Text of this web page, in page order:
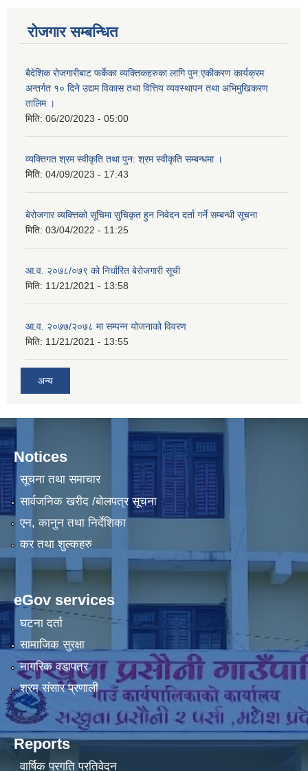
रोजगार सम्बन्धित
बैदेशिक रोजगारीबाट फर्केका व्यक्तिकहरुका लागि पुन:एकीकरण कार्यक्रम
अन्तर्गत १० दिने उद्यम विकास तथा वित्तिय व्यवस्थापन तथा अभिमुखिकरण
तालिम ।
मिति: 06/20/2023 - 05:00
व्यक्तिगत श्रम स्वीकृति तथा पुन: श्रम स्वीकृति सम्बन्धमा ।
मिति: 04/09/2023 - 17:43
बेरोजगार व्यक्त्तिको सूचिमा सुचिकृत हुन निवेदन दर्ता गर्ने सम्बन्धी सूचना
मिति: 03/04/2022 - 11:25
आ.व. २०७८/०७९ को निर्धारित बेरोजगारी सूची
मिति: 11/21/2021 - 13:58
आ.व. २०७७/२०७८ मा सम्पन्न योजनाको विवरण
मिति: 11/21/2021 - 13:55
अन्य
Notices
सूचना तथा समाचार
सार्वजनिक खरीद /बोलपत्र सूचना
एन, कानुन तथा निर्देशिका
कर तथा शुल्कहरु
eGov services
घटना दर्ता
सामाजिक सुरक्षा
नागरिक वडापत्र
श्रम संसार प्रणाली
Reports
वार्षिक प्रगति प्रतिवेदन